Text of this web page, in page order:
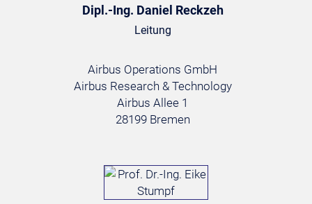
Dipl.-Ing. Daniel Reckzeh
Leitung
Airbus Operations GmbH
Airbus Research & Technology
Airbus Allee 1
28199 Bremen